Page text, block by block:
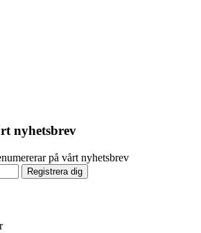
nyhetsbrev
på vårt nyhetsbrev
Registrera dig